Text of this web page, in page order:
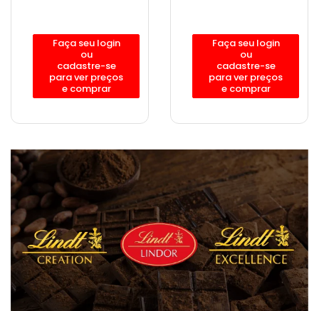
Faça seu login
ou
cadastre-se
para ver preços
e comprar
Faça seu login
ou
cadastre-se
para ver preços
e comprar